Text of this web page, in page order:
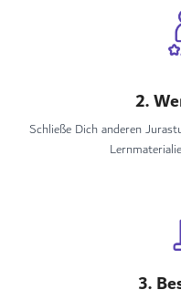
2.
Schließe Dich anderen
3.